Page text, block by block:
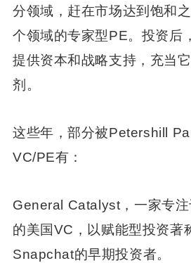
分领域，赶在市场达到饱和
个领域的专家型PE。投资后
提供资本和战略支持，充当
剂。
这些年，部分被Petershill
VC/PE有：
General Catalyst，一家专
的美国VC，以赋能型投资著
Snapchat的早期投资者。